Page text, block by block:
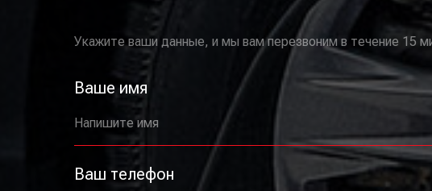
Укажите ваши данные, и мы вам перезвоним в течение 15
Ваше имя
Напишите имя
Ваш телефон